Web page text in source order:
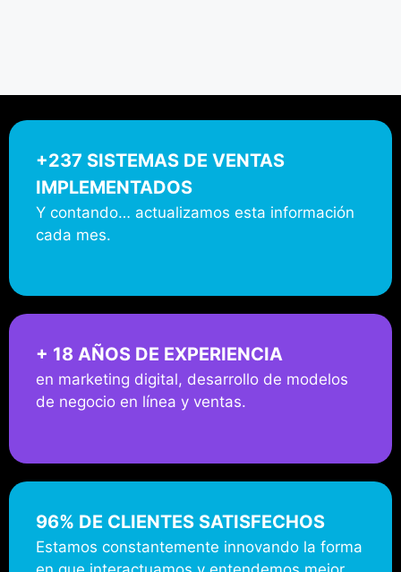
+237 SISTEMAS DE VENTAS
IMPLEMENTADOS
Y contando… actualizamos esta información
cada mes.
+ 18 AÑOS DE EXPERIENCIA
en marketing digital, desarrollo de modelos
de negocio en línea y ventas.
96% DE CLIENTES SATISFECHOS
Estamos constantemente innovando la forma